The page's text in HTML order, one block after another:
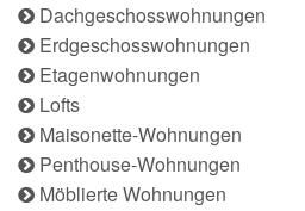
Dachgeschosswohnungen
Erdgeschosswohnungen
Etagenwohnungen
Lofts
Maisonette-Wohnungen
Penthouse-Wohnungen
Möblierte Wohnungen